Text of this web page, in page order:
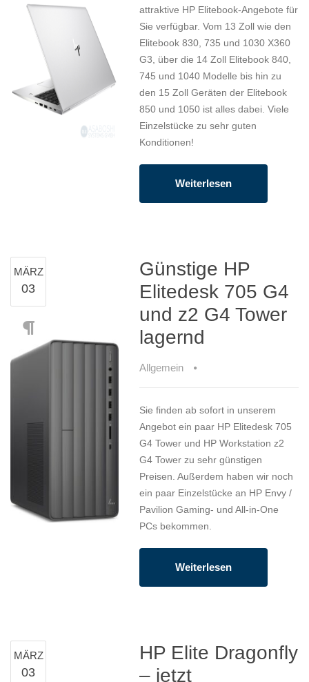
attraktive HP Elitebook-Angebote für
Sie verfügbar. Vom 13 Zoll wie den
Elitebook 830, 735 und 1030 X360
G3, über die 14 Zoll Elitebook 840,
745 und 1040 Modelle bis hin zu
den 15 Zoll Geräten der Elitebook
850 und 1050 ist alles dabei. Viele
Einzelstücke zu sehr guten
Konditionen!
Weiterlesen
MÄRZ
03
Günstige HP
Elitedesk 705 G4
und z2 G4 Tower
lagernd
Allgemein
Sie finden ab sofort in unserem
Angebot ein paar HP Elitedesk 705
G4 Tower und HP Workstation z2
G4 Tower zu sehr günstigen
Preisen. Außerdem haben wir noch
ein paar Einzelstücke an HP Envy /
Pavilion Gaming- und All-in-One
PCs bekommen.
Weiterlesen
MÄRZ
03
HP Elite Dragonfly
– jetzt